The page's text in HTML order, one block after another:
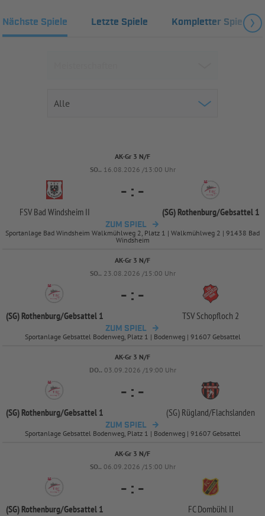
Nächste Spiele Letzte Spiele Kompletter Spielplan
AK-Gr 3 N/F
SO.. 16.08.2026 /13:00 Uhr
FSV Bad Windsheim II
- : -
(SG) Rothenburg/Gebsattel 1
ZUM SPIEL
Sportanlage Bad Windsheim Walkmühlweg 2, Platz 1 | Walkmühlweg 2 | 91438 Bad
Windsheim
AK-Gr 3 N/F
SO.. 23.08.2026 /15:00 Uhr
(SG) Rothenburg/Gebsattel 1
- : -
TSV Schopfloch 2
ZUM SPIEL
Sportanlage Gebsattel Bodenweg, Platz 1 | Bodenweg | 91607 Gebsattel
AK-Gr 3 N/F
DO.. 03.09.2026 /19:00 Uhr
(SG) Rothenburg/Gebsattel 1
- : -
(SG) Rügland/Flachslanden
ZUM SPIEL
Sportanlage Gebsattel Bodenweg, Platz 1 | Bodenweg | 91607 Gebsattel
AK-Gr 3 N/F
SO.. 06.09.2026 /15:00 Uhr
(SG) Rothenburg/Gebsattel 1
- : -
FC Dombühl II